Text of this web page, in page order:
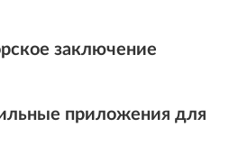
заключение
приложения для